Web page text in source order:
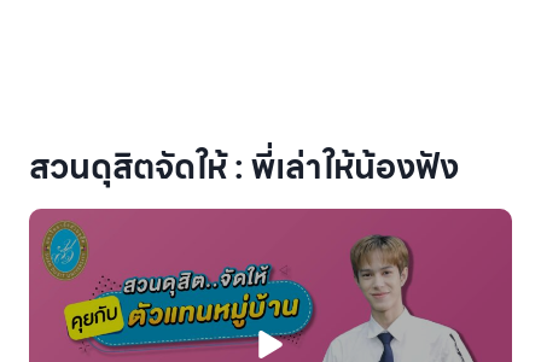
สวนดุสิตจัดให้ : พี่เล่าให้น้องฟัง